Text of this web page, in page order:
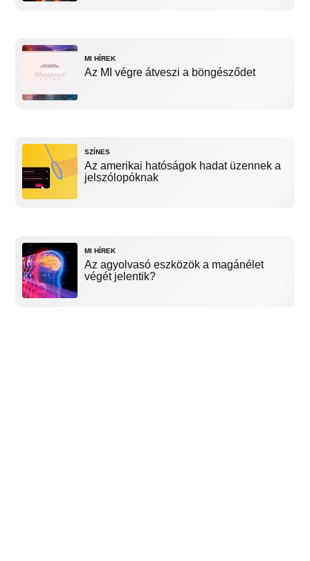
MI HÍREK
Az MI végre átveszi a böngésződet
SZÍNES
Az amerikai hatóságok hadat üzennek a
jelszólopóknak
MI HÍREK
Az agyolvasó eszközök a magánélet
végét jelentik?